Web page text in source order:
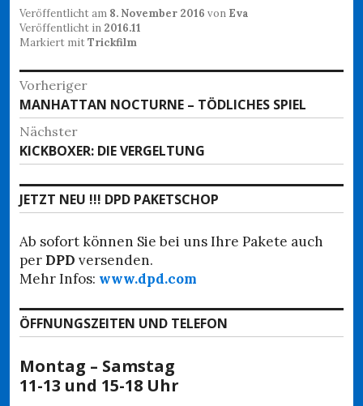
Veröffentlicht am 8. November 2016 von Eva
Veröffentlicht in 2016.11
Markiert mitTrickfilm
Beitragsnavigation
Vorheriger
Vorheriger
Beitrag:
MANHATTAN NOCTURNE – TÖDLICHES SPIEL
Nächster
Nächster
Beitrag:
KICKBOXER: DIE VERGELTUNG
JETZT NEU !!! DPD PAKETSCHOP
Ab sofort können Sie bei uns Ihre Pakete auch
per DPD versenden.
Mehr Infos: www.dpd.com
ÖFFNUNGSZEITEN UND TELEFON
Montag – Samstag
11-13 und 15-18 Uhr